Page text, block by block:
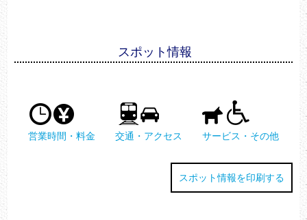
スポット情報
営業時間・料金 交通・アクセス サービス・その他
スポット情報を印刷する